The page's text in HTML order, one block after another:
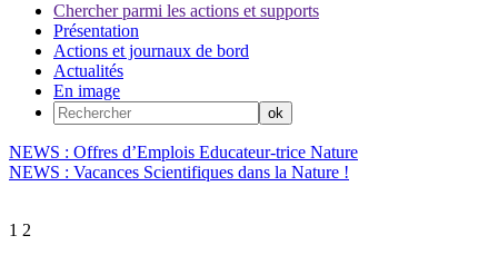
Chercher parmi les actions et supports
Présentation
Actions et journaux de bord
Actualités
En image
NEWS : Offres d’Emplois Educateur-trice Nature
NEWS : Vacances Scientifiques dans la Nature !
1 2